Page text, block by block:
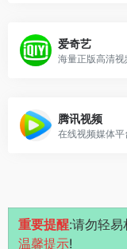
爱奇艺
海量正版高清
腾讯视频
在线视频媒体平
重要提醒:请勿轻
温馨提示!